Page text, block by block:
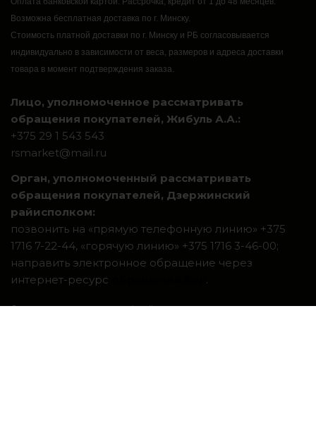
Возможна бесплатная доставка по г. Минску.
Стоимость платной доставки по г. Минску и РБ согласовывается
индивидуально в зависимости от веса, размеров и адреса доставки
товара в момент подтверждения заказа.
Лицо, уполномоченное рассматривать
обращения покупателей, Жибуль А.А.:
+375 29 1 543 543
rsmarket@mail.ru
Орган, уполномоченный рассматривать
обращения покупателей, Дзержинский
райисполком:
позвонить на «прямую телефонную линию» +375
1716 7-22-44, «горячую линию» +375 1716 3-46-00;
направить электронное обращение через
интернет-ресурс
.
Система интернет-магазинов beseller